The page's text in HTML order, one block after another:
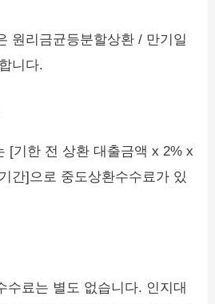
원리금균등분할상환 / 만기일
니다.
[기한 전 상환 대출금액 x 2% x
간]으로 중도상환수수료가 있
수료는 별도 없습니다. 인지대